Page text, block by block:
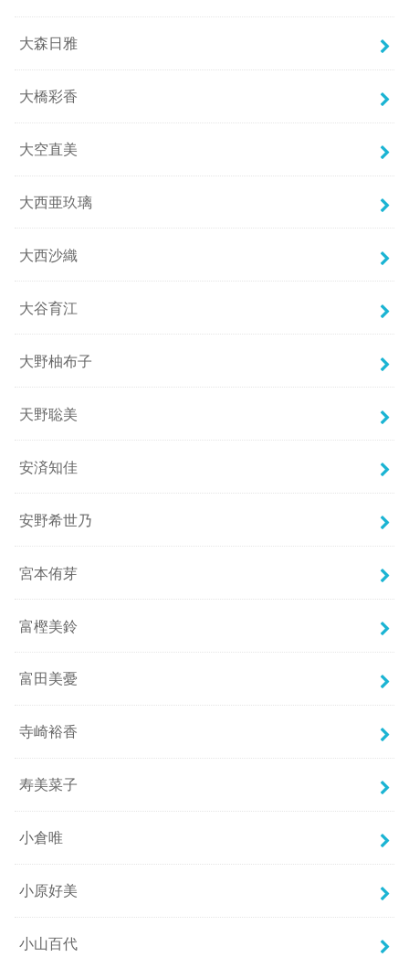
大森日雅
大橋彩香
大空直美
大西亜玖璃
大西沙織
大谷育江
大野柚布子
天野聡美
安済知佳
安野希世乃
宮本侑芽
富樫美鈴
富田美憂
寺崎裕香
寿美菜子
小倉唯
小原好美
小山百代